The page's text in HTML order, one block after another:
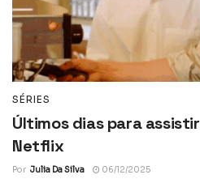
SÉRIES
Últimos dias para
Netflix
Por Julia Da Silva 06/12/2025